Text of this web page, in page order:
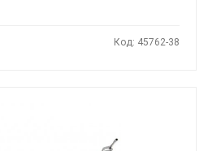
Код: 45762-38